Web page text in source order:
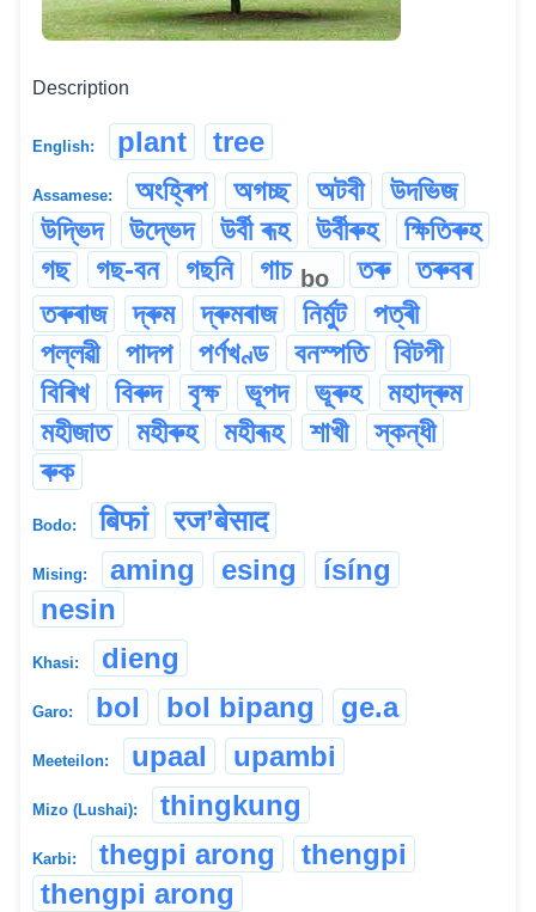
Description
English: plant tree
Assamese: অংহ্ৰিপ অগচ্ছ অটবী
উদভিজ
উদ্ভিদ
উদ্ভেদ উৰ্বী ৰূহ উৰ্বীৰুহ
ক্ষিতিৰুহ
গছ
গছ-বন গছনি গাচ bo তৰু
তৰুবৰ
তৰুৰাজ
দ্ৰুম দ্ৰুমৰাজ নিৰ্মুট
পত্ৰী
পল্লৱী
পাদপ পৰ্ণখণ্ড বনস্পতি
বিটপী
বিৰিখ
বিৰুদ বৃক্ষ ভূপদ ভূৰুহ
মহাদ্ৰুম
মহীজাত
মহীৰুহ মহীৰূহ শাখী
স্কন্ধী
ৰুক
Bodo: बिफां रज’बेसाद
Mising: aming esing
ísíng
nesin
Khasi: dieng
Garo: bol bol bipang ge.a
Meeteilon: upaal upambi
Mizo (Lushai): thingkung
Karbi: thegpi arong
thengpi
thengpi arong